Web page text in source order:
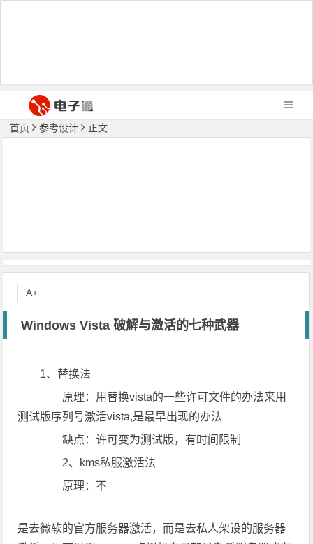
首页 参考设计 正文
Windows Vista 破解与激活的七种武器
1、替换法
原理：用替换vista的一些许可文件的办法来用
测试版序列号激活vista,是最早出现的办法
缺点：许可变为测试版，有时间限制
2、kms私服激活法
原理：不
是去微软的官方服务器激活，而是去私人架设的服务器
A+